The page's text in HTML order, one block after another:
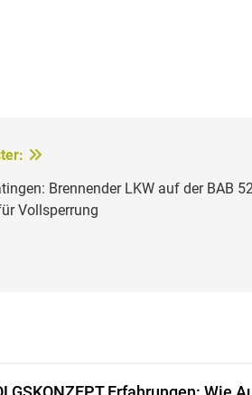
Brennender LKW auf der BAB
Vollsperrung